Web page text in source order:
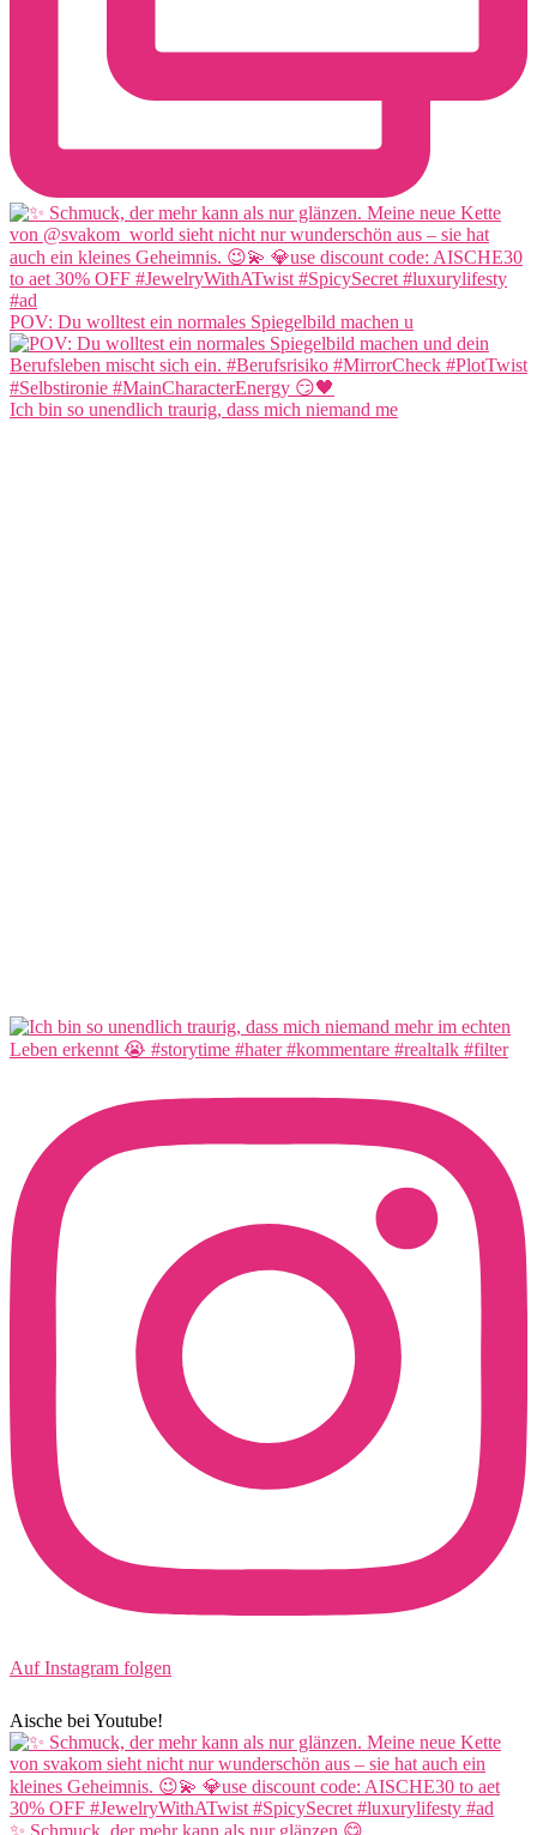
POV: Du wolltest ein normales Spiegelbild machen u
Ich bin so unendlich traurig, dass mich niemand me
Auf Instagram folgen
Aische bei Youtube!
✨ Schmuck, der mehr kann als nur glänzen 😋